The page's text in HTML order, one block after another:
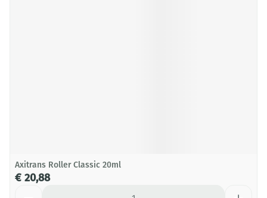
Axitrans Roller Classic 20ml
€ 20,88